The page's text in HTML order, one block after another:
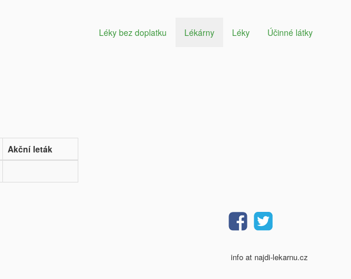
Léky bez doplatku Lékárny Léky Účinné látky
Akční leták
info at najdi-lekarnu.cz